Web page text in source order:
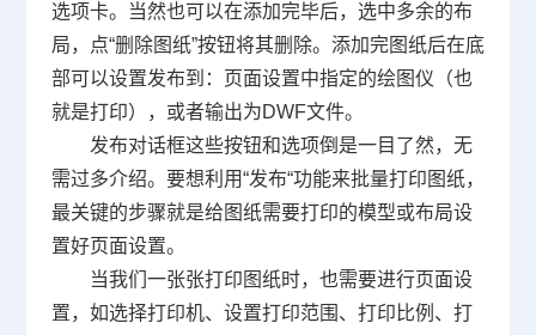
选项卡。当然也可以在添加完毕后，选中多余的布
局，点“删除图纸”按钮将其删除。添加完图纸后在底
部可以设置发布到：页面设置中指定的绘图仪（也
就是打印），或者输出为DWF文件。
发布对话框这些按钮和选项倒是一目了然，无
需过多介绍。要想利用“发布“功能来批量打印图纸，
最关键的步骤就是给图纸需要打印的模型或布局设
置好页面设置。
当我们一张张打印图纸时，也需要进行页面设
置，如选择打印机、设置打印范围、打印比例、打